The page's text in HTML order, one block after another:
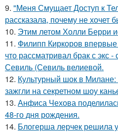
9. "Меня Смущает Доступ к
рассказала, почему не хочет
10. Этим летом Холли Берри
11. Филипп Киркоров
что рассматривал брак с экс -
Севиль (Севиль велиевой.
12. Культурный шок в
зажгли на секретном шоу
13. Анфиса Чехова
48-го дня рождения.
14. Блогерша лерчек решила